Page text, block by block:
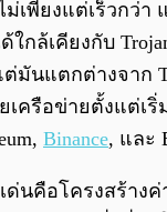
ม่เพียงแต่เร็วกว่า
ใกล้เคียงกับ
ต่มันแตกต่างจาก
เครือข่ายตั้งแต่เ
Binance, และ
นคือโครงสร้างค่